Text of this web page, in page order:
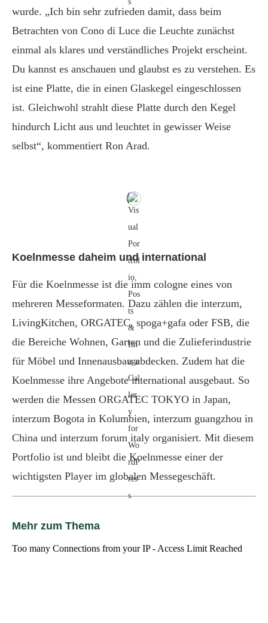
wurde. „Ich bin sehr zufrieden damit, dass beim
Betrachten von Cono di Luce die Leuchte zunächst
einmal als klares und verständliches Projekt erscheint.
Du kannst es anschauen und glaubst es zu verstehen. Es
ist eine Platte, die in einen Glaskegel eingeschlossen
ist. Gleichwohl strahlt diese Platte durch den Kegel
hindurch Licht aus und leuchtet in gewisser Weise
selbst“, kommentiert Ron Arad.
Koelnmesse daheim und international
Für die Koelnmesse ist die imm cologne eines von
mehreren Messeformaten. Dazu zählen die interzum,
LivingKitchen, ORGATEC, spoga+gafa oder FSB, die
die Bereiche Wohnen, Garten und die Zulieferindustrie
für Möbel und Innenausbau abdecken. Zudem hat die
Koelnmesse ihre Angebote international ausgebaut. So
werden die Messen ORGATEC TOKYO in Japan,
interzum Bogota in Kolumbien, interzum guangzhou in
China und interzum forum italy organisiert. Mit diesem
Portfolio ist und bleibt die Koelnmesse einer der
wichtigsten Player im globalen Messegeschäft.
Mehr zum Thema